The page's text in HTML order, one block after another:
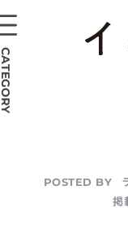
POSTED BY
掲